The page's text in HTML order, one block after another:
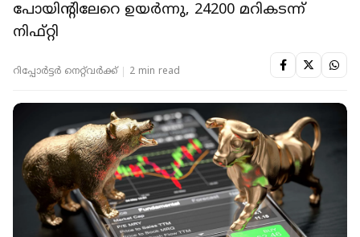
പോയിന്റിലേറെ ഉയർന്നു, 24200 മറികടന്ന്
നിഫ്റ്റി
റിപ്പോർട്ടർ നെറ്റ്‌വര്‍ക്ക്‌ 2 min read